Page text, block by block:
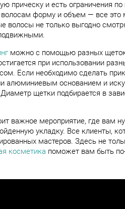
прическу и есть ограничения
волосам форму и объем — все
волосы не только выгодно
можно с помощью разных
при использовании
Если необходимо сделать
алюминиевым основанием и
Диаметр щетки подбирается в
важное мероприятие, где вам
укладку. Все клиенты,
мастеров. Здесь не
косметика поможет вам быть